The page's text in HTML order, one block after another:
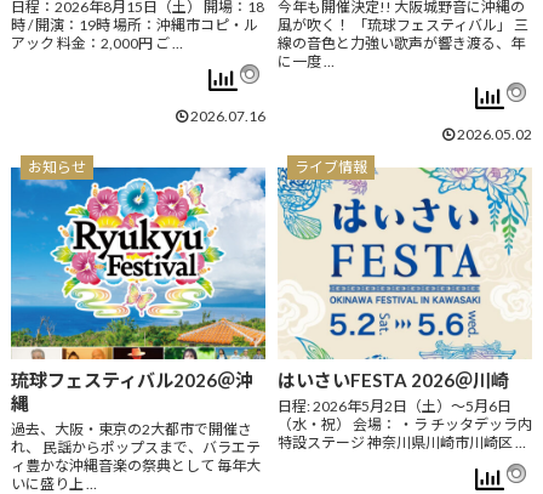
日程：2026年8月15日（土） 開場：18
時 / 開演：19時 場所：沖縄市コピ・ル
アック 料金：2,000円 ご …
2026.07.16
今年も開催決定!! 大阪城野音に沖縄の
風が吹く！ 「琉球フェスティバル」 三
線の音色と力強い歌声が響き渡る、年
に一度 …
2026.05.02
お知らせ
琉球フェスティバル2026＠沖
縄
過去、大阪・東京の2大都市で開催さ
れ、 民謡からポップスまで、バラエテ
ィ豊かな沖縄音楽の祭典として 毎年大
いに盛り上 …
ライブ情報
はいさいFESTA 2026＠川崎
日程: 2026年5月2日（土）〜5月6日
（水・祝） 会場： ・ラ チッタデッラ内
特設ステージ 神奈川県川崎市川崎区 …